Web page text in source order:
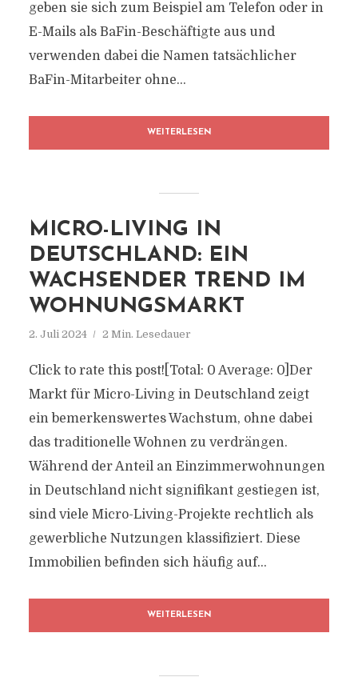
geben sie sich zum Beispiel am Telefon oder in
E-Mails als BaFin-Beschäftigte aus und
verwenden dabei die Namen tatsächlicher
BaFin-Mitarbeiter ohne...
WEITERLESEN
MICRO-LIVING IN
DEUTSCHLAND: EIN
WACHSENDER TREND IM
WOHNUNGSMARKT
2. Juli 2024 2 Min. Lesedauer
Click to rate this post![Total: 0 Average: 0]Der
Markt für Micro-Living in Deutschland zeigt
ein bemerkenswertes Wachstum, ohne dabei
das traditionelle Wohnen zu verdrängen.
Während der Anteil an Einzimmerwohnungen
in Deutschland nicht signifikant gestiegen ist,
sind viele Micro-Living-Projekte rechtlich als
gewerbliche Nutzungen klassifiziert. Diese
Immobilien befinden sich häufig auf...
WEITERLESEN